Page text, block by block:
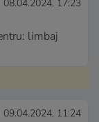
08.04.2024, 17:23
limbaj
09.04.2024, 11:24